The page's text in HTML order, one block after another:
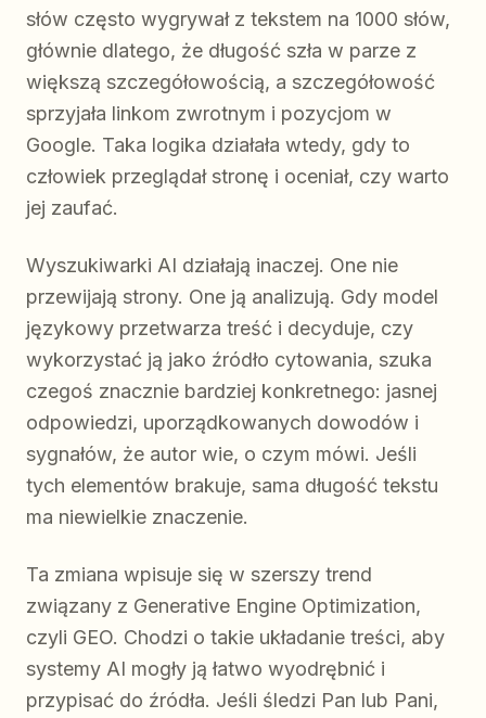
słów często wygrywał z tekstem na 1000 słów,
głównie dlatego, że długość szła w parze z
większą szczegółowością, a szczegółowość
sprzyjała linkom zwrotnym i pozycjom w
Google. Taka logika działała wtedy, gdy to
człowiek przeglądał stronę i oceniał, czy warto
jej zaufać.
Wyszukiwarki AI działają inaczej. One nie
przewijają strony. One ją analizują. Gdy model
językowy przetwarza treść i decyduje, czy
wykorzystać ją jako źródło cytowania, szuka
czegoś znacznie bardziej konkretnego: jasnej
odpowiedzi, uporządkowanych dowodów i
sygnałów, że autor wie, o czym mówi. Jeśli
tych elementów brakuje, sama długość tekstu
ma niewielkie znaczenie.
Ta zmiana wpisuje się w szerszy trend
związany z Generative Engine Optimization,
czyli GEO. Chodzi o takie układanie treści, aby
systemy AI mogły ją łatwo wyodrębnić i
przypisać do źródła. Jeśli śledzi Pan lub Pani,